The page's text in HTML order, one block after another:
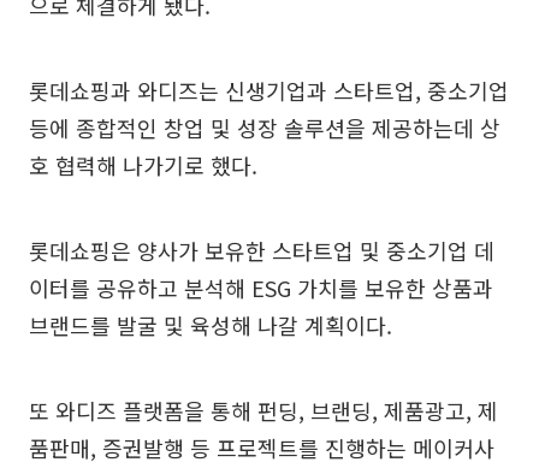
롯데쇼핑과 와디즈는 신생기업과 스타트업, 중소기업
등에 종합적인 창업 및 성장 솔루션을 제공하는데 상
호 협력해 나가기로 했다.
롯데쇼핑은 양사가 보유한 스타트업 및 중소기업 데
이터를 공유하고 분석해 ESG 가치를 보유한 상품과
브랜드를 발굴 및 육성해 나갈 계획이다.
또 와디즈 플랫폼을 통해 펀딩, 브랜딩, 제품광고, 제
품판매, 증권발행 등 프로젝트를 진행하는 메이커사